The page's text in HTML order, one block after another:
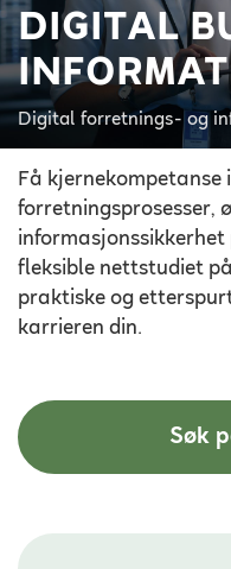
DIGITAL
Digital forretnings- og
Få kjernekompetanse
forretningsprosesser,
fleksible nettstudiet
praktiske og
karrieren din.
Søk